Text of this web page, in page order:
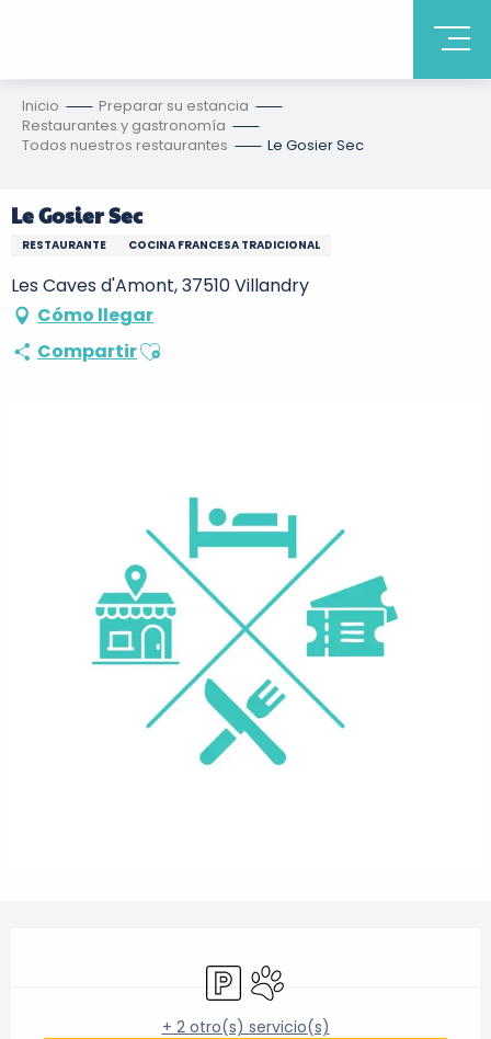
Inicio
Preparar su estancia
Restaurantes y gastronomía
Todos nuestros restaurantes
Le Gosier Sec
Le Gosier Sec
RESTAURANTE COCINA FRANCESA TRADICIONAL
Les Caves d'Amont, 37510 Villandry
Cómo llegar
CompartirAjouter aux favoris
Aparcamiento
Se aceptan animales
+ 2 otro(s) servicio(s)